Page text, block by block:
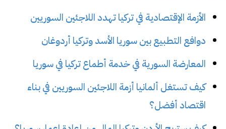
الأزمة الإقتصادية في تركيا تهدد اللاجئين السوريين
دوافع التطبيع بين سوريا الأسد وتركيا أردوغان
المعارضة السورية في خدمة أطماع تركيا في سوريا
كيف تستغل ألمانيا أزمة اللاجئين السوريين في بناء
اقتصاد أفضل؟